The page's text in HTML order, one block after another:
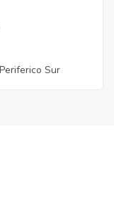
Sur